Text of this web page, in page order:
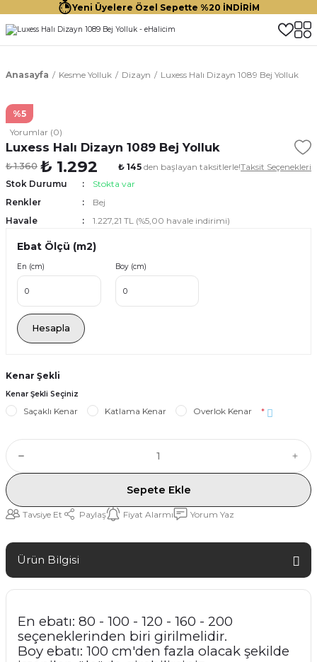
Yeni Üyelere Özel Sepette %20 İNDİRİM
Anasayfa Kesme Yolluk Dizayn Luxess Halı Dizayn 1089 Bej Yolluk
%5
Yorumlar (0)
Luxess Halı Dizayn 1089 Bej Yolluk
₺ 1.360 ₺ 1.292 ₺ 145 den başlayan taksitlerle!Taksit Seçenekleri
Stok Durumu
Stokta var
Renkler
Bej
Havale
1.227,21 TL (%5,00 havale indirimi)
Ebat Ölçü (m2)
En (cm) Boy (cm)
Hesapla
Kenar Şekli
Kenar Şekli Seçiniz
Saçaklı Kenar Katlama Kenar Overlok Kenar *
Sepete Ekle
Tavsiye Et Paylaş Fiyat Alarmı Yorum Yaz
Ürün Bilgisi
En ebatı: 80 - 100 - 120 - 160 - 200
seçeneklerinden biri girilmelidir.
Boy ebatı: 100 cm'den fazla olacak şekilde